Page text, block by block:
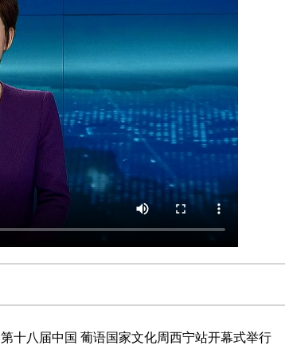
第十八届中国 葡语国家文化周西宁站开幕式举行